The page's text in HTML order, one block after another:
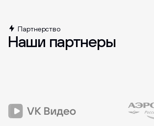
Партнерство
Наши партнеры